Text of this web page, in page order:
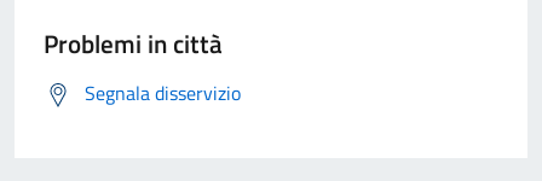
Problemi in città
Segnala disservizio